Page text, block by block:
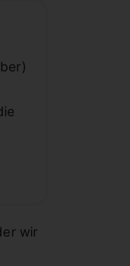
wir